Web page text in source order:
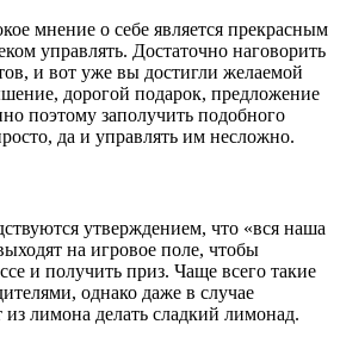
мнение о себе является прекрасным
управлять. Достаточно наговорить
и вот уже вы достигли желаемой
дорогой подарок, предложение
поэтому заполучить подобного
да и управлять им несложно.
утверждением, что «вся наша
на игровое поле, чтобы
и получить приз. Чаще всего такие
однако даже в случае
лимона делать сладкий лимонад.